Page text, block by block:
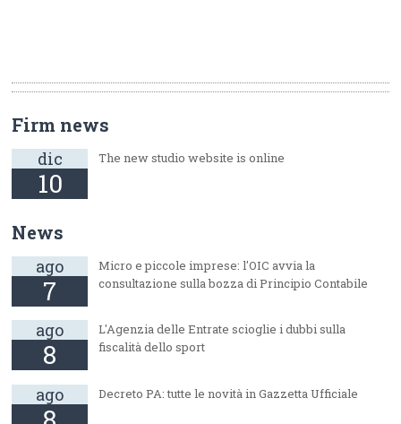
Firm news
dic
10
The new studio website is online
News
ago
7
Micro e piccole imprese: l'OIC avvia la
consultazione sulla bozza di Principio Contabile
ago
8
L'Agenzia delle Entrate scioglie i dubbi sulla
fiscalità dello sport
ago Decreto PA: tutte le novità in Gazzetta Ufficiale